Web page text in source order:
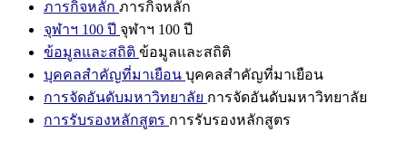
ภารกิจหลัก ภารกิจหลัก
จุฬาฯ 100 ปี จุฬาฯ 100 ปี
ข้อมูลและสถิติ ข้อมูลและสถิติ
บุคคลสำคัญที่มาเยือน บุคคลสำคัญที่มาเยือน
การจัดอันดับมหาวิทยาลัย การจัดอันดับมหาวิทยาลัย
การรับรองหลักสูตร การรับรองหลักสูตร